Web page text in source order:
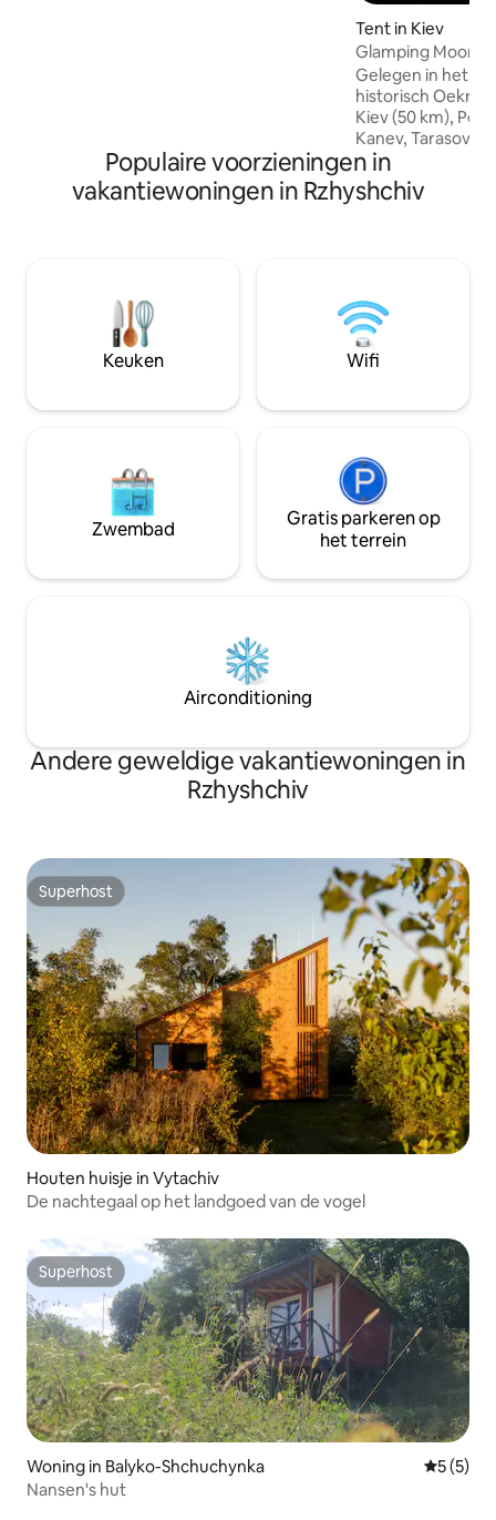
Dnipro,parkeerplaats.
Tent in Kiev
Glamping Moon
Gelegen in het
historisch
Kiev (50 km), Pereyaslav (30 km) en
Kanev, Tarasova
bij
overstroomde
schiereiland.
kunnen voor je
een badkamer,
elektriciteit. U
kajakken met
Populaire voorzieningen in
vakantiewoningen in Rzhyshchiv
Keuken Wifi
Zwembad
Gratis parkeren op
het terrein
Airconditioning
Andere geweldige vakantiewoningen in
Rzhyshchiv
Superhost
Superhost
Houten huisje in Vytachiv
De nachtegaal op het landgoed van de vogel
Superhost
Superhost
Woning in Balyko-Shchuchynka
5 (5)
Nansen's hut